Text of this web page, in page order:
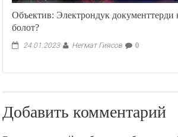
Объектив: Электрондук документтерди
болот?
24.01.2023 Негмат Гиясов 0
Добавить комментарий